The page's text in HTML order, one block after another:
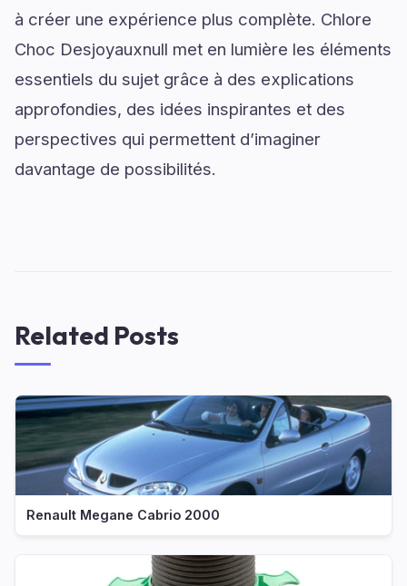
à créer une expérience plus complète. Chlore
Choc Desjoyauxnull met en lumière les éléments
essentiels du sujet grâce à des explications
approfondies, des idées inspirantes et des
perspectives qui permettent d’imaginer
davantage de possibilités.
Related Posts
Renault Megane Cabrio 2000